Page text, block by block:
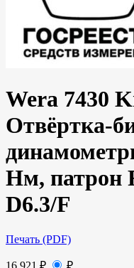
Wera 7430
Отвёртка-
Нм, патрон
D6.3/F
Печать (PDF)
16 921 ₽ ₽